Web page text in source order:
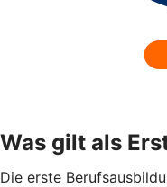
Was gilt als
Die erste